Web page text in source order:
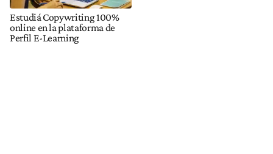
Estudiá Copywriting 100%
online en la plataforma de
Perfil E-Learning